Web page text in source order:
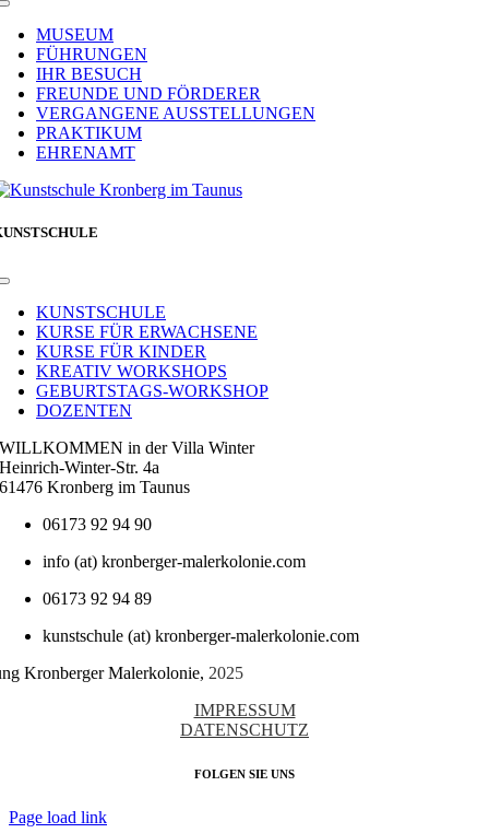
Toggle
NavigationMUSEUM
FÜHRUNGEN
IHR BESUCH
FREUNDE UND FÖRDERER
VERGANGENE AUSSTELLUNGEN
PRAKTIKUM
EHRENAMT
Toggle
NavigationKUNSTSCHULE
KURSE FÜR ERWACHSENE
KURSE FÜR KINDER
KREATIV WORKSHOPS
GEBURTSTAGS-WORKSHOP
DOZENTEN
WILLKOMMEN in der Villa Winter
Heinrich-Winter-Str. 4a
61476 Kronberg im Taunus
06173 92 94 90
info (at) kronberger-malerkolonie.com
06173 92 94 89
kunstschule (at) kronberger-malerkolonie.com
Kronberger Malerkolonie, 2025
IMPRESSUM
DATENSCHUTZ
FOLGEN SIE UNS
Page load link